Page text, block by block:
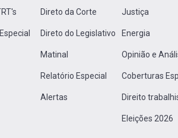
Direto da Corte
Direto do Legislativo
Matinal
Relatório Especial
Alertas
Justiça
Energia
Opinião e
Coberturas
Direito
Eleições 2026